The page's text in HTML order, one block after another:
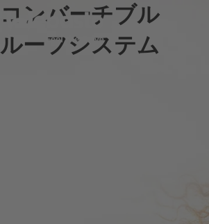
コンバーチブル
ルーフシステム